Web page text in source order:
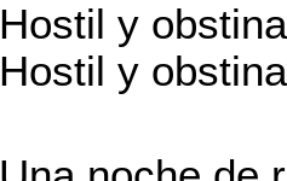
Hostil y
Hostil y